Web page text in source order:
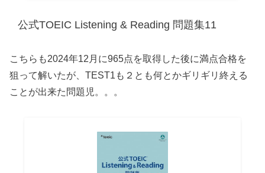
公式TOEIC Listening & Reading 問題集11
こちらも2024年12月に965点を取得した後に満点合格を
狙って解いたが、TEST1も２とも何とかギリギリ終える
ことが出来た問題児。。。